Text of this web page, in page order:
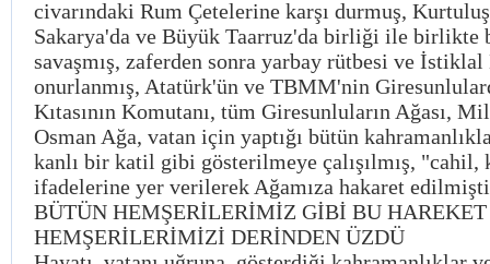
civarındaki Rum Çetelerine karşı durmuş, Kurtuluş
Sakarya'da ve Büyük Taarruz'da birliği ile birlikte
savaşmış, zaferden sonra yarbay rütbesi ve
onurlanmış, Atatürk'ün ve TBMM'nin
Kıtasının Komutanı, tüm Giresunluların Ağası,
Osman Ağa, vatan için yaptığı bütün
kanlı bir katil gibi gösterilmeye çalışılmış, "cahil,
ifadelerine yer verilerek Ağamıza hakaret
BÜTÜN HEMŞERİLERİMİZ GİBİ BU HAREKET
HEMŞERİLERİMİZİ DERİNDEN ÜZDÜ